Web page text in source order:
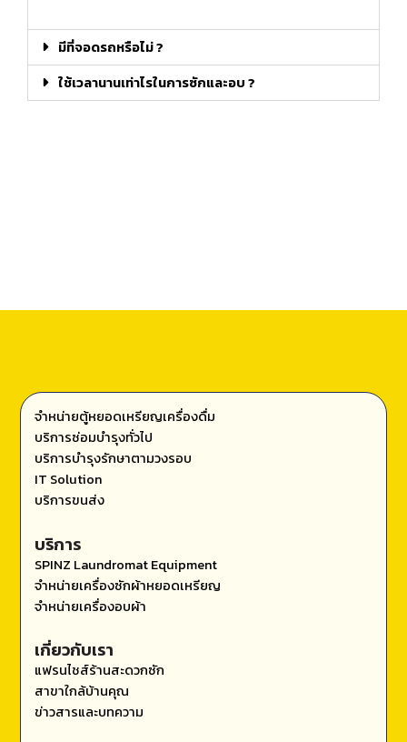
มีที่จอดรถหรือไม่ ?
ใช้เวลานานเท่าไรในการซักและอบ ?
เกี่ยวกับเรา
แฟรนไชส์ร้านสะดวกซัก
สาขาใกล้บ้านคุณ
ข่าวสารและบทความ
บริการ
SPINZ Laundromat Equipment
จำหน่ายเครื่องซักผ้าหยอดเหรียญ
จำหน่ายเครื่องอบผ้า
จำหน่ายตู้หยอดเหรียญเครื่องดื่ม
บริการซ่อมบำรุงทั่วไป
บริการบำรุงรักษาตามวงรอบ
IT Solution
บริการขนส่ง